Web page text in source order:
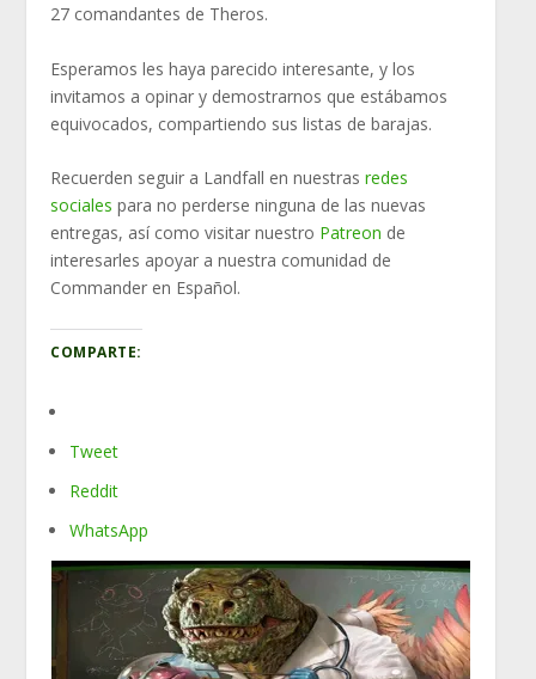
27 comandantes de Theros.
Esperamos les haya parecido interesante, y los
invitamos a opinar y demostrarnos que estábamos
equivocados, compartiendo sus listas de barajas.
Recuerden seguir a Landfall en nuestrasredes
sociales para no perderse ninguna de las nuevas
entregas, así como visitar nuestro Patreon de
interesarles apoyar a nuestra comunidad de
Commander en Español.
COMPARTE:
Tweet
Reddit
WhatsApp